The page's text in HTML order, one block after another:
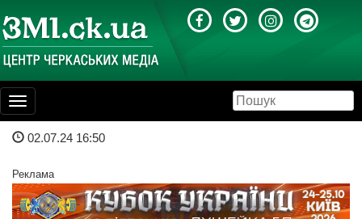
Toggle
navigation
02.07.24 16:50
Реклама